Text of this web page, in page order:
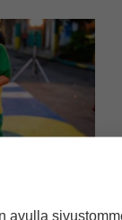
avulla